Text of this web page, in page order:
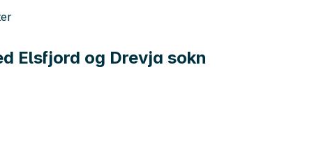
Elsfjord og Drevja sokn